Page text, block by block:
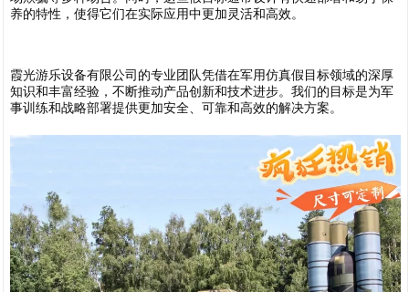
养的特性，使得它们在实际应用中更加灵活和高效。
霞光游乐设备有限公司的专业团队凭借在军用仿真假目标领域的深厚
知识和丰富经验，不断推动产品创新和技术进步。我们的目标是为军
事训练和战略部署提供更加安全、可靠和高效的解决方案。